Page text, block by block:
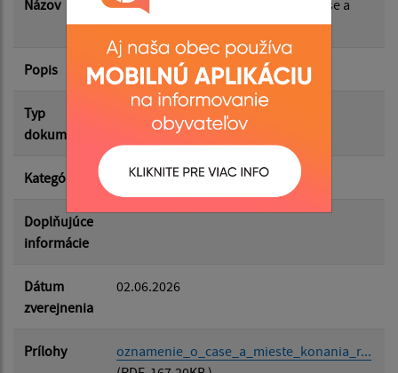
Filtrovať Reset
Názov
Referendum 2026 - Oznámenie o čase a
mieste konania referenda
Popis sobota 4. júla 2026
Typ
dokumentu
Voľby/Referendá
Kategória Referendá
Doplňujúce
informácie
Dátum
zverejnenia
02.06.2026
Prílohy
oznamenie_o_case_a_mieste_konania_r...